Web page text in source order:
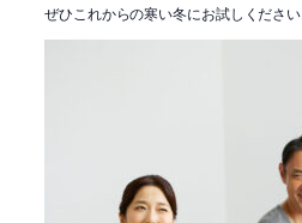
ぜひこれからの寒い冬にお試しください